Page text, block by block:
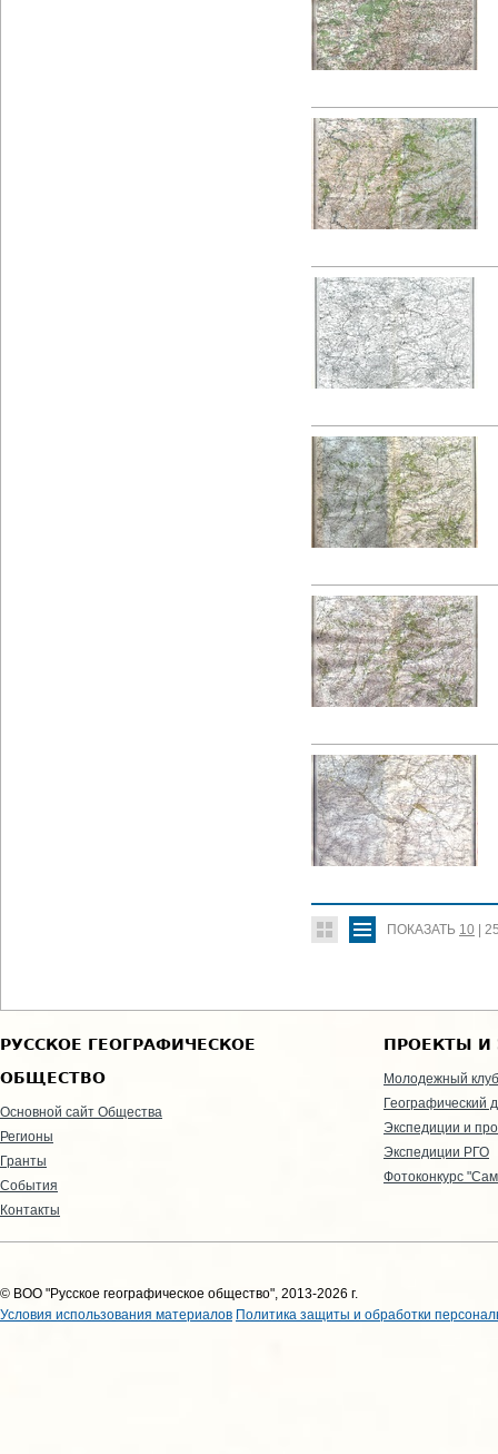
ПОКАЗАТЬ 10
РУССКОЕ ГЕОГРАФИЧЕСКОЕ
ОБЩЕСТВО
Основной сайт Общества
Регионы
Гранты
События
Контакты
ПРОЕКТЫ И
Молодежный клуб
Географический
Экспедиции и
Экспедиции РГО
Фотоконкурс
© ВОО "Русское географическое общество", 2013-2026 г.
Условия использования материалов Политика защиты и обработки